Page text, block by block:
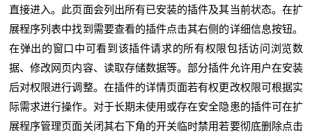
直接进入。此页面会列出所有已安装的插件及其当前状态。在扩
展程序列表中找到需要查看的插件点击其右侧的详细信息按钮。
在弹出的窗口中可看到该插件请求的所有权限包括访问浏览数
据、修改网页内容、读取存储数据等。部分插件允许用户在安装
后对权限进行调整。在插件的详情页面若有权更改权限可根据实
际需求进行操作。对于长期未使用或存在安全隐患的插件可在扩
展程序管理页面关闭其右下角的开关临时禁用若要彻底删除点击